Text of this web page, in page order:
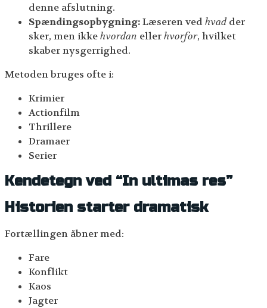
denne afslutning.
Spændingsopbygning:Læseren ved hvadder
sker, men ikkehvordan ellerhvorfor, hvilket
skaber nysgerrighed.
Metoden bruges ofte i:
Krimier
Actionfilm
Thrillere
Dramaer
Serier
Kendetegn ved “In ultimas res”
Historien starter dramatisk
Fortællingen åbner med:
Fare
Konflikt
Kaos
Jagter